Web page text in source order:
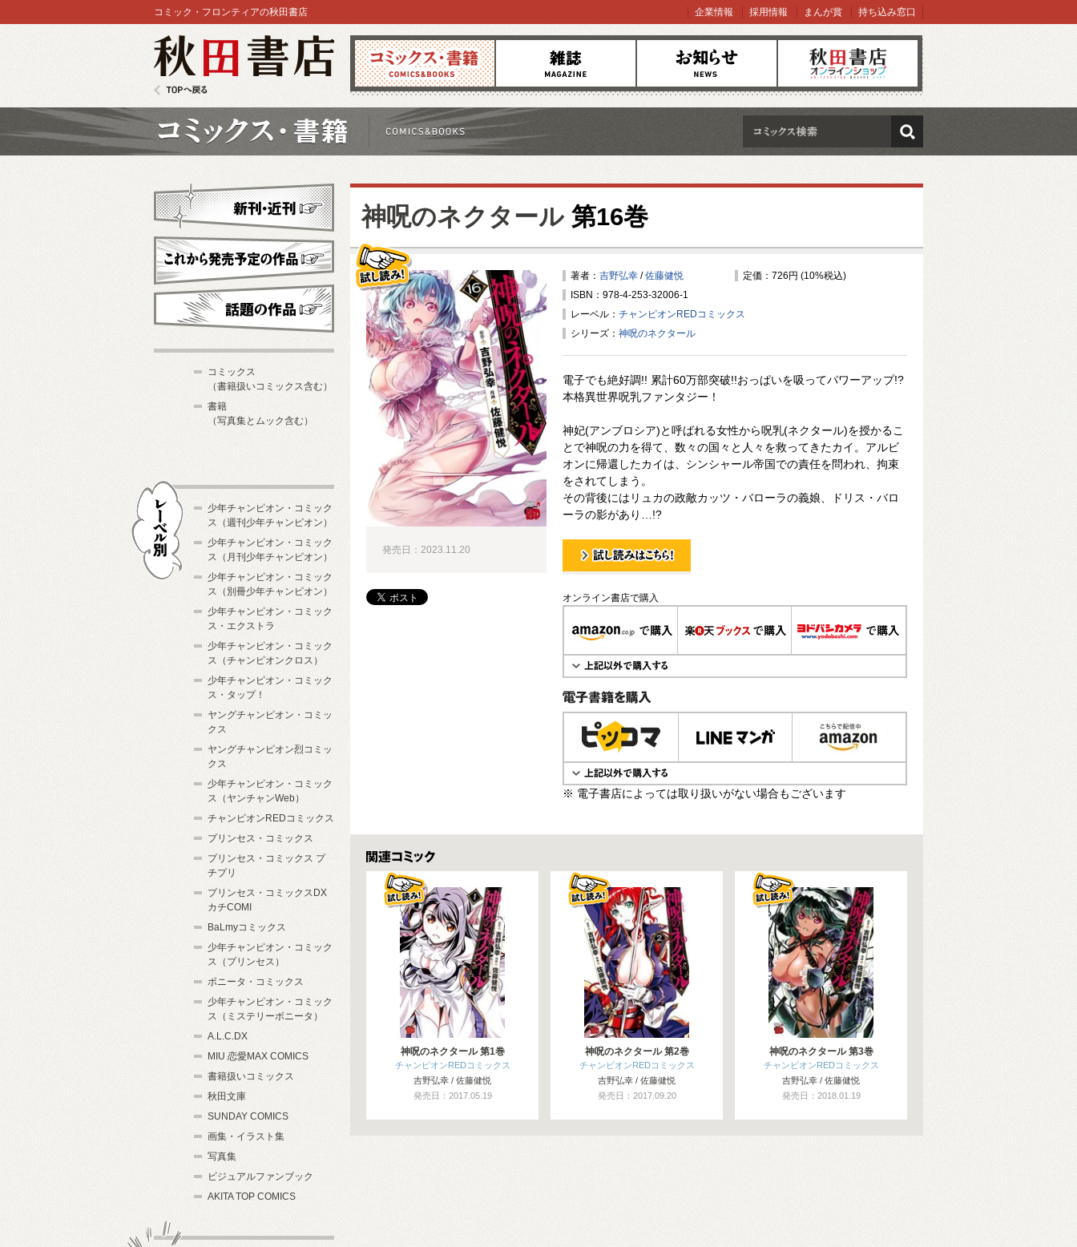
コミックス 雑誌 お知らせ オンラインショップ
コミック・フロンティアの秋田書店 企業情報 採用情報 まんが賞 持ち込み窓口
検索
神呪のネクタール第16巻
著者： 吉野弘幸 /佐藤健悦
定価：726円 (10%税込)
ISBN：978-4-253-32006-1
レーベル： チャンピオンREDコミックス
シリーズ： 神呪のネクタール
電子でも絶好調!! 累計60万部突破!!おっぱいを吸ってパワーアップ!?
本格異世界呪乳ファンタジー！
神妃(アンブロシア)と呼ばれる女性から呪乳(ネクタール)を授かるこ
とで神呪の力を得て、数々の国々と人々を救ってきたカイ。アルビ
オンに帰還したカイは、シンシャール帝国での責任を問われ、拘束
をされてしまう。
その背後にはリュカの政敵カッツ・バローラの義娘、ドリス・バロ
ーラの影があり…!?
試し読み！
オンライン書店で購入
電子書籍で購入
※ 電子書店によっては取り扱いがない場合もございます
発売日：2023.11.20
関連コミックス
神呪のネクタール 第1巻
チャンピオンREDコミックス
吉野弘幸 / 佐藤健悦
発売日：2017.05.19
神呪のネクタール 第2巻
チャンピオンREDコミックス
吉野弘幸 / 佐藤健悦
発売日：2017.09.20
神呪のネクタール 第3巻
チャンピオンREDコミックス
吉野弘幸 / 佐藤健悦
発売日：2018.01.19
新刊・近刊
これから発売予定
コミックス
（書籍扱いコミックス含む）
書籍
（写真集とムック含む）
少年チャンピオン・コミック
ス（週刊少年チャンピオン）
少年チャンピオン・コミック
ス（月刊少年チャンピオン）
少年チャンピオン・コミック
ス（別冊少年チャンピオン）
少年チャンピオン・コミック
ス・エクストラ
少年チャンピオン・コミック
ス（チャンピオンクロス）
少年チャンピオン・コミック
ス・タップ！
ヤングチャンピオン・コミッ
クス
ヤングチャンピオン烈コミッ
クス
少年チャンピオン・コミック
ス（ヤンチャンWeb）
チャンピオンREDコミックス
プリンセス・コミックス
プリンセス・コミックス プ
チプリ
プリンセス・コミックスDX
カチCOMI
BaLmyコミックス
少年チャンピオン・コミック
ス（プリンセス）
ボニータ・コミックス
少年チャンピオン・コミック
ス（ミステリーボニータ）
A.L.C.DX
MIU 恋愛MAX COMICS
書籍扱いコミックス
秋田文庫
SUNDAY COMICS
画集・イラスト集
写真集
ビジュアルファンブック
AKITA TOP COMICS